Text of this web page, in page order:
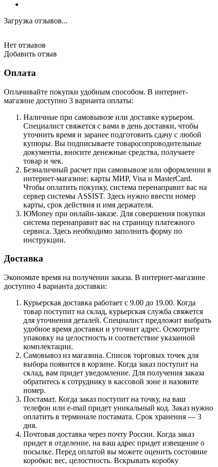
Загрузка отзывов...
Нет отзывов
Добавить отзыв
Оплата
Оплачивайте покупки удобным способом. В интернет-
магазине доступно 3 варианта оплаты:
Наличные при самовывозе или доставке курьером.
Специалист свяжется с вами в день доставки, чтобы
уточнить время и заранее подготовить сдачу с любой
купюры. Вы подписываете товаросопроводительные
документы, вносите денежные средства, получаете
товар и чек.
Безналичный расчет при самовывозе или оформлении в
интернет-магазине: карты МИР, Visa и MasterCard.
Чтобы оплатить покупку, система перенаправит вас на
сервер системы ASSIST. Здесь нужно ввести номер
карты, срок действия и имя держателя.
ЮMoney при онлайн-заказе. Для совершения покупки
система перенаправит вас на страницу платежного
сервиса. Здесь необходимо заполнить форму по
инструкции.
Доставка
Экономьте время на получении заказа. В интернет-магазине
доступно 4 варианта доставки:
Курьерская доставка работает с 9.00 до 19.00. Когда
товар поступит на склад, курьерская служба свяжется
для уточнения деталей. Специалист предложит выбрать
удобное время доставки и уточнит адрес. Осмотрите
упаковку на целостность и соответствие указанной
комплектации.
Самовывоз из магазина. Список торговых точек для
выбора появится в корзине. Когда заказ поступит на
склад, вам придет уведомление. Для получения заказа
обратитесь к сотруднику в кассовой зоне и назовите
номер.
Постамат. Когда заказ поступит на точку, на ваш
телефон или e-mail придет уникальный код. Заказ нужно
оплатить в терминале постамата. Срок хранения — 3
дня.
Почтовая доставка через почту России. Когда заказ
придет в отделение, на ваш адрес придет извещение о
посылке. Перед оплатой вы можете оценить состояние
коробки: вес, целостность. Вскрывать коробку